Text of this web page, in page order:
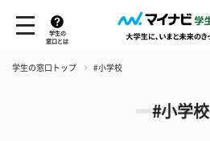
学生の
窓口とは
学生の窓口トップ #小学校
#小学校